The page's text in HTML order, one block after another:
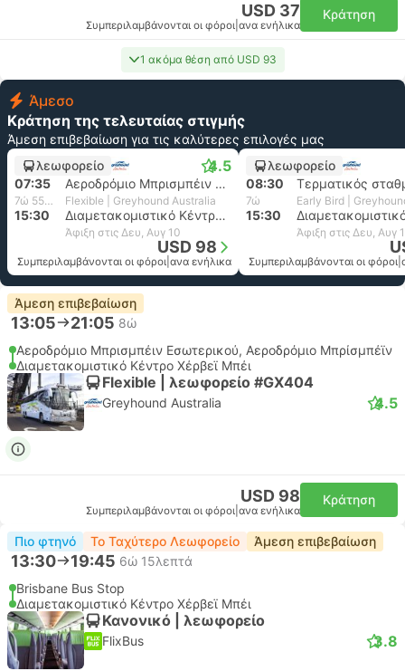
USD 37
Συμπεριλαμβάνονται οι φόροι ανα ενήλικα
Κράτηση
1 ακόμα θέση από USD 93
Άμεσο
Κράτηση της τελευταίας στιγμής
Άμεση επιβεβαίωση για τις καλύτερες επιλογές μας
λεωφορείο
4.5
07:35 Αεροδρόμιο Μπρισμπέιν Εσωτερικού, Αεροδρόμιο Μπρίσμπέϊν
7ώ 55λεπτά Flexible | Greyhound Australia
15:30 Διαμετακομιστικό Κέντρο Χέρβεϊ Μπέι
Άφιξη στις Δευ, Αυγ 10
USD 98
Συμπεριλαμβάνονται οι φόροι ανα ενήλικα
λεωφορείο
08:30
7ώ Early Bird |
15:30
Άφιξη στις Δευ, Αυγ
Συμπεριλαμβάνονται οι φόροι
Άμεση επιβεβαίωση
13:05 21:05 8ώ
Αεροδρόμιο Μπρισμπέιν Εσωτερικού, Αεροδρόμιο Μπρίσμπέϊν
Διαμετακομιστικό Κέντρο Χέρβεϊ Μπέι
Flexible | λεωφορείο #GX404
Greyhound Australia 4.5
USD 98
Συμπεριλαμβάνονται οι φόροι ανα ενήλικα
Κράτηση
Πιο φτηνό Το Ταχύτερο Λεωφορείο Άμεση επιβεβαίωση
13:30 19:45 6ώ 15λεπτά
Brisbane Bus Stop
Διαμετακομιστικό Κέντρο Χέρβεϊ Μπέι
Κανονικό | λεωφορείο
FlixBus 3.8